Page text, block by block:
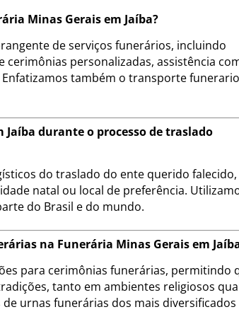
Minas Gerais em Jaíba?
de serviços funerários, incluindo
personalizadas, assistência
também o transporte funerario
durante o processo de traslado
do traslado do ente querido falecido,
natal ou local de preferência.
do Brasil e do mundo.
na Funerária Minas Gerais em
para cerimônias funerárias, permitindo
tanto em ambientes religiosos
urnas funerárias dos mais diversificados